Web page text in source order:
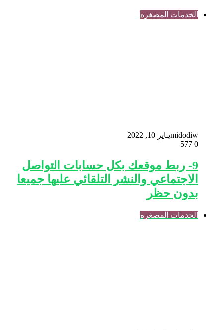
الخدمات المصغره
midodiwيناير 10, 2022
0
9- ربط موقعك بكل حسابات التواصل
الاجتماعي والنشر التلقائي عليها جميعا
بدون حظر
الخدمات المصغره